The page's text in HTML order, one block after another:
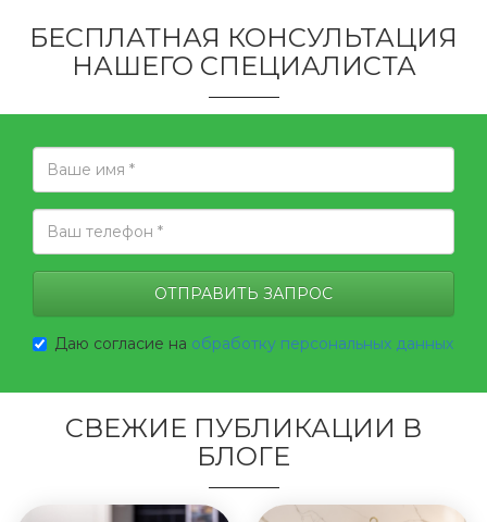
БЕСПЛАТНАЯ КОНСУЛЬТАЦИЯ
НАШЕГО СПЕЦИАЛИСТА
Даю согласие на обработку персональных данных
СВЕЖИЕ ПУБЛИКАЦИИ В
БЛОГЕ